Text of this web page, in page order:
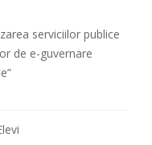
serviciilor publice
de e-guvernare